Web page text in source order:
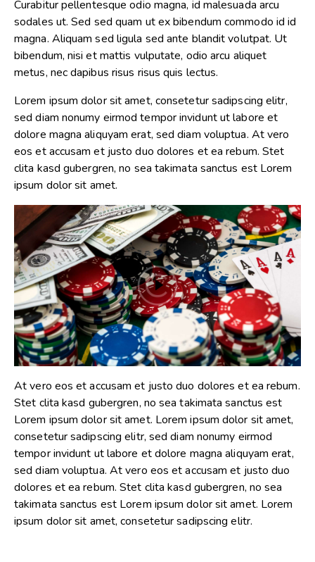
Curabitur pellentesque odio magna, id malesuada arcu
sodales ut. Sed sed quam ut ex bibendum commodo id id
magna. Aliquam sed ligula sed ante blandit volutpat. Ut
bibendum, nisi et mattis vulputate, odio arcu aliquet
metus, nec dapibus risus risus quis lectus.
Lorem ipsum dolor sit amet, consetetur sadipscing elitr,
sed diam nonumy eirmod tempor invidunt ut labore et
dolore magna aliquyam erat, sed diam voluptua. At vero
eos et accusam et justo duo dolores et ea rebum. Stet
clita kasd gubergren, no sea takimata sanctus est Lorem
ipsum dolor sit amet.
At vero eos et accusam et justo duo dolores et ea rebum.
Stet clita kasd gubergren, no sea takimata sanctus est
Lorem ipsum dolor sit amet. Lorem ipsum dolor sit amet,
consetetur sadipscing elitr, sed diam nonumy eirmod
tempor invidunt ut labore et dolore magna aliquyam erat,
sed diam voluptua. At vero eos et accusam et justo duo
dolores et ea rebum. Stet clita kasd gubergren, no sea
takimata sanctus est Lorem ipsum dolor sit amet. Lorem
ipsum dolor sit amet, consetetur sadipscing elitr.